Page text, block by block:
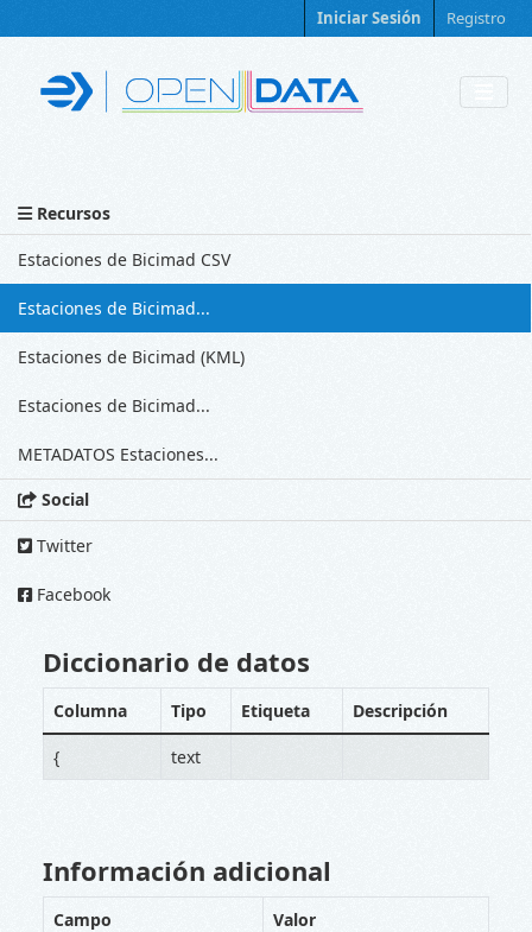
Iniciar Sesión Registro
Diccionario de datos
Columna Tipo Etiqueta Descripción
{ text
Información adicional
Campo Valor
Recursos
Estaciones de Bicimad CSV
Estaciones de Bicimad...
Estaciones de Bicimad (KML)
Estaciones de Bicimad...
METADATOS Estaciones...
Social
Twitter
Facebook